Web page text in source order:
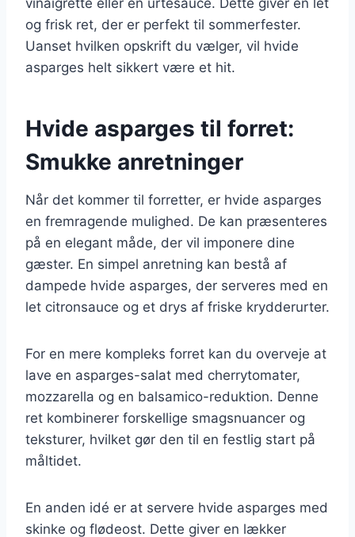
og frisk ret, der er perfekt til sommerfester.
Uanset hvilken opskrift du vælger, vil hvide
asparges helt sikkert være et hit.
Hvide asparges til forret:
Smukke anretninger
Når det kommer til forretter, er hvide asparges
en fremragende mulighed. De kan præsenteres
på en elegant måde, der vil imponere dine
gæster. En simpel anretning kan bestå af
dampede hvide asparges, der serveres med en
let citronsauce og et drys af friske krydderurter.
For en mere kompleks forret kan du overveje at
lave en asparges-salat med cherrytomater,
mozzarella og en balsamico-reduktion. Denne
ret kombinerer forskellige smagsnuancer og
teksturer, hvilket gør den til en festlig start på
måltidet.
En anden idé er at servere hvide asparges med
skinke og flødeost. Dette giver en lækker